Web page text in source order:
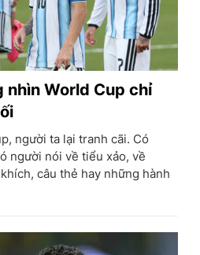
nhìn World Cup chỉ
người ta lại tranh cãi. Có
người nói về tiểu xảo, về
câu thẻ hay những hành